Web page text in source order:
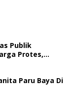
Publik
Protes,
Paru Baya Di